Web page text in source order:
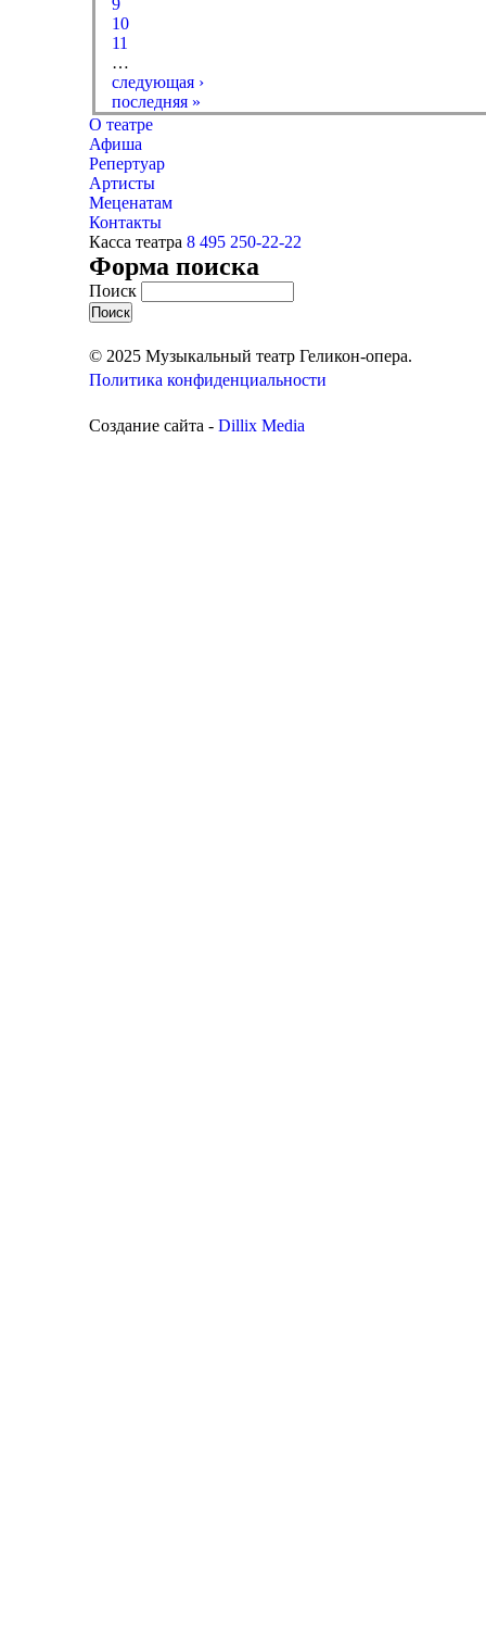
9
10
11
…
следующая ›
последняя »
О театре
Афиша
Репертуар
Артисты
Меценатам
Контакты
Касса театра 8 495 250-22-22
Форма поиска
Поиск
© 2025 Музыкальный театр Геликон-опера.
Политика конфиденциальности
Создание сайта - Dillix Media